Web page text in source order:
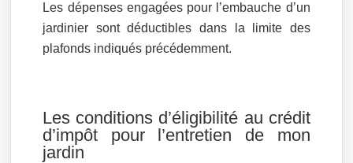
Les dépenses engagées pour l’embauche d’un
jardinier sont déductibles dans la limite des
plafonds indiqués précédemment.
Les conditions d’éligibilité au crédit
d’impôt pour l’entretien de mon
jardin